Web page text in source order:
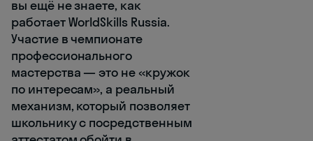
вы ещё не знаете, как
работает WorldSkills Russia.
Участие в чемпионате
профессионального
мастерства — это не «кружок
по интересам», а реальный
механизм, который позволяет
школьнику с посредственным